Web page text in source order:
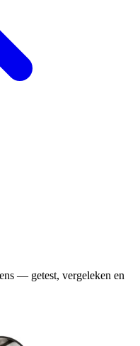
— getest, vergeleken en